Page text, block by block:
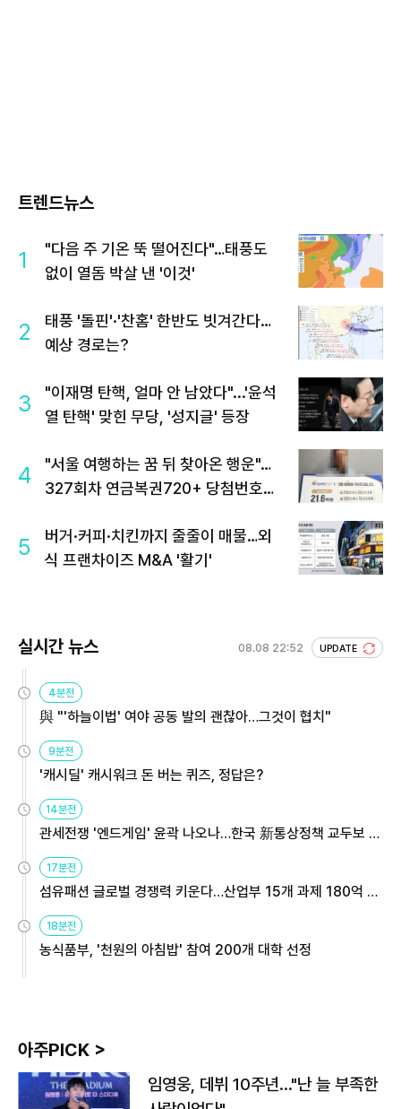
트렌드뉴스
1
"다음 주 기온 뚝 떨어진다"…태풍도
없이 열돔 박살 낸 '이것'
2
태풍 '돌핀'·'찬홈' 한반도 빗겨간다…
예상 경로는?
3
"이재명 탄핵, 얼마 안 남았다"...'윤석
열 탄핵' 맞힌 무당, '성지글' 등장
4
"서울 여행하는 꿈 뒤 찾아온 행운"…
327회차 연금복권720+ 당첨번호조
5
버거·커피·치킨까지 줄줄이 매물…외
식 프랜차이즈 M&A '활기'
실시간 뉴스 08.08 22:52 UPDATE
4분전
與 "'하늘이법' 여야 공동 발의 괜찮아…그것이 협치"
9분전
'캐시딜' 캐시워크 돈 버는 퀴즈, 정답은?
14분전
관세전쟁 '엔드게임' 윤곽 나오나…한국 新통상정책 교두보 활
용해야
17분전
섬유패션 글로벌 경쟁력 키운다…산업부 15개 과제 180억 지
원
18분전
농식품부, '천원의 아침밥' 참여 200개 대학 선정
아주PICK >
임영웅, 데뷔 10주년…"난 늘 부족한